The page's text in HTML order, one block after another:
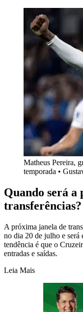
Matheus Pereira,
temporada •
Quando será a
transferências?
A próxima janela de
no dia 20 de julho e será
tendência é que o
entradas e saídas.
Leia Mais